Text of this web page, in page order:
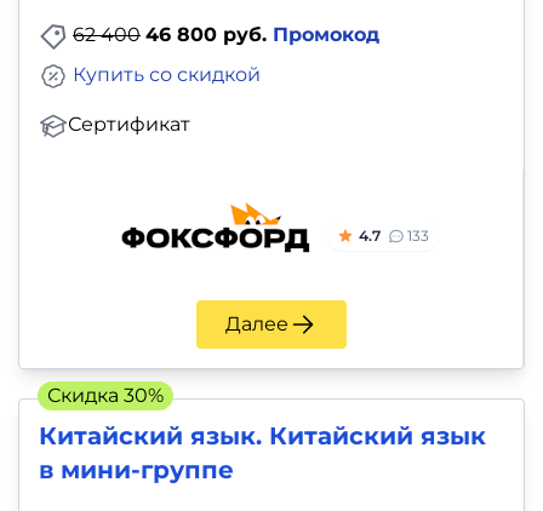
62 400 46 800 руб. Промокод
Сертификат
Купить со скидкой
4.7 133
Далее
Китайский язык. Китайский язык
в мини-группе
Скидка 30%
Иностранный
язык
Для
Красота,
Психология
и
саморазвитие